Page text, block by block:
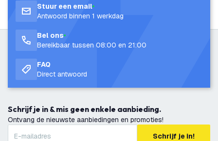
Stuur een email
Antwoord binnen 1 werkdag
Bel ons
Bereikbaar tussen 08:00 en 21:00
FAQ
Direct antwoord
Schrijf je in & mis geen enkele aanbieding.
Ontvang de nieuwste aanbiedingen en promoties!
Schrijf je in!